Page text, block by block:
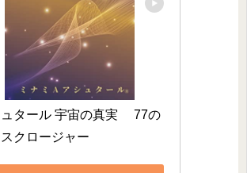
タール 宇宙の真実　 77の
クロージャー